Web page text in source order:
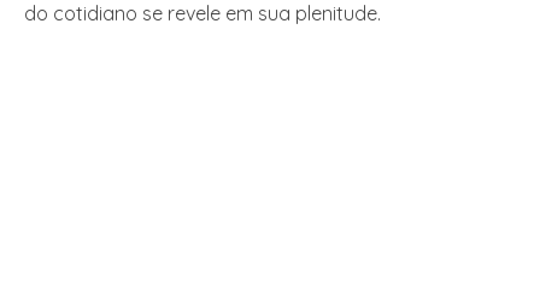
do cotidiano se revele em sua plenitude.